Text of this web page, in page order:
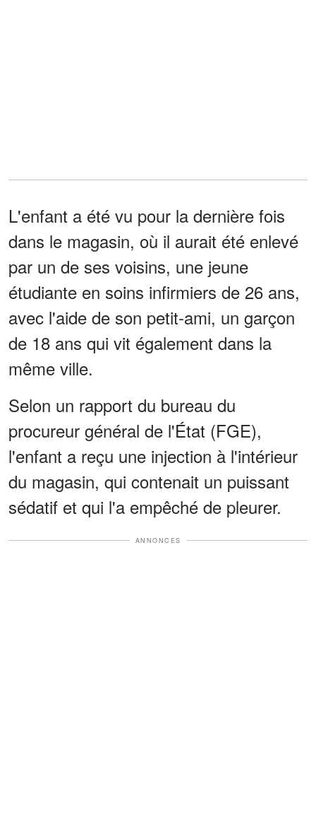
L'enfant a été vu pour la dernière fois
dans le magasin, où il aurait été enlevé
par un de ses voisins, une jeune
étudiante en soins infirmiers de 26 ans,
avec l'aide de son petit-ami, un garçon
de 18 ans qui vit également dans la
même ville.
Selon un rapport du bureau du
procureur général de l'État (FGE),
l'enfant a reçu une injection à l'intérieur
du magasin, qui contenait un puissant
sédatif et qui l'a empêché de pleurer.
ANNONCES